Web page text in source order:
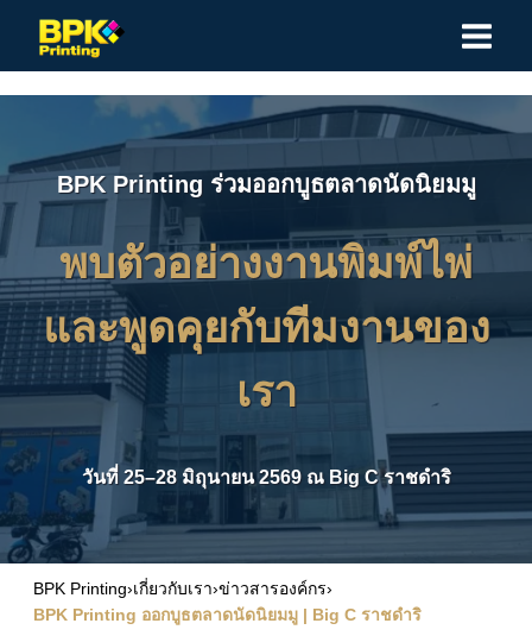
BPK Printing ร่วมออกบูธตลาดนัดนิยมมู
พบตัวอย่างงานพิมพ์ไพ่
และพูดคุยกับทีมงานของ
เรา
วันที่ 25–28 มิถุนายน 2569 ณ Big C ราชดำริ
BPK Printing›เกี่ยวกับเรา›ข่าวสารองค์กร›
BPK Printing ออกบูธตลาดนัดนิยมมู | Big C ราชดำริ